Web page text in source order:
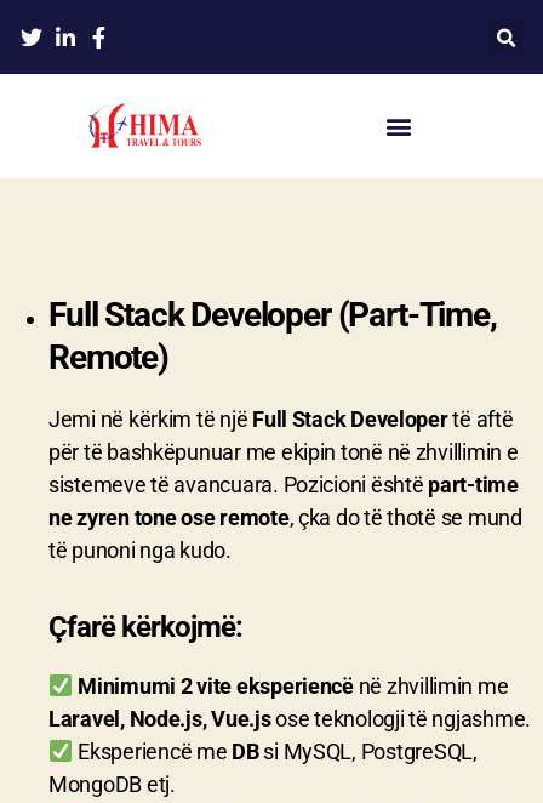
Full Stack Developer (Part-Time,
Remote)
Jemi në kërkim të një Full Stack Developertë aftë
për të bashkëpunuar me ekipin tonë në zhvillimin e
sistemeve të avancuara. Pozicioni është part-time
ne zyren tone ose remote, çka do të thotë se mund
të punoni nga kudo.
Çfarë kërkojmë:
Minimumi 2 vite eksperiencënë zhvillimin me
Laravel, Node.js, Vue.jsose teknologji të ngjashme.
Eksperiencë me DBsi MySQL, PostgreSQL,
MongoDB etj.